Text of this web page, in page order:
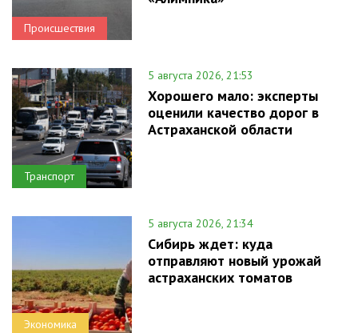
Происшествия
Транспорт
5 августа 2026, 21:53
Хорошего мало: эксперты
оценили качество дорог в
Астраханской области
Экономика
5 августа 2026, 21:34
Сибирь ждет: куда
отправляют новый урожай
астраханских томатов